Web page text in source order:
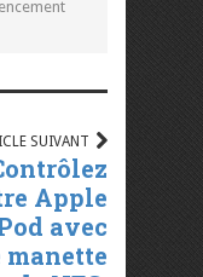
SUIVANT
Apple
avec
manette